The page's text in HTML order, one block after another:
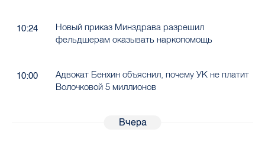
10:24
Новый приказ Минздрава разрешил
фельдшерам оказывать наркопомощь
10:00
Адвокат Бенхин объяснил, почему УК не платит
Волочковой 5 миллионов
Вчера